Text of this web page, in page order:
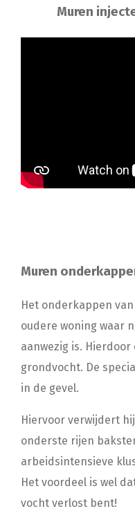
Muren
Muren
Het onderkappen
oudere woning waar
aanwezig is.
grondvocht. De
in de gevel.
Hiervoor verwijdert
onderste rijen
arbeidsintensieve
Het voordeel is wel
vocht verlost bent!